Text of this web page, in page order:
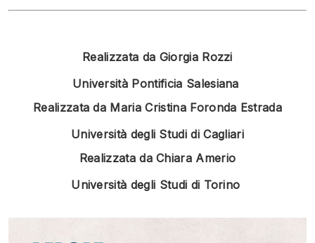
Realizzata da Giorgia Rozzi
Università Pontificia Salesiana
Realizzata da Maria Cristina Foronda Estrada
Università degli Studi di Cagliari
Realizzata da Chiara Amerio
Università degli Studi di Torino